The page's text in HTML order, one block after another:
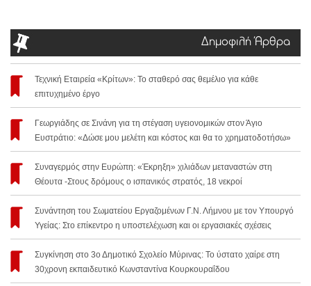
Δημοφιλή Άρθρα
Τεχνική Εταιρεία «Κρίτων»: Το σταθερό σας θεμέλιο για κάθε
επιτυχημένο έργο
Γεωργιάδης σε Σινάνη για τη στέγαση υγειονομικών στον Άγιο
Ευστράτιο: «Δώσε μου μελέτη και κόστος και θα το χρηματοδοτήσω»
Συναγερμός στην Ευρώπη: «Έκρηξη» χιλιάδων μεταναστών στη
Θέουτα -Στους δρόμους ο ισπανικός στρατός, 18 νεκροί
Συνάντηση του Σωματείου Εργαζομένων Γ.Ν. Λήμνου με τον Υπουργό
Υγείας: Στο επίκεντρο η υποστελέχωση και οι εργασιακές σχέσεις
Συγκίνηση στο 3ο Δημοτικό Σχολείο Μύρινας: Το ύστατο χαίρε στη
30χρονη εκπαιδευτικό Κωνσταντίνα Κουρκουραΐδου